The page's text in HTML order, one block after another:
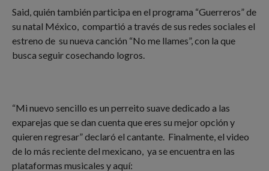
Said, quién también participa en el programa “Guerreros” de
su natal México, compartió a través de sus redes sociales el
estreno de su nueva canción “No me llames”, con la que
busca seguir cosechando logros.
“Mi nuevo sencillo es un perreito suave dedicado a las
exparejas que se dan cuenta que eres su mejor opción y
quieren regresar” declaró el cantante. Finalmente, el video
de lo más reciente del mexicano, ya se encuentra en las
plataformas musicales y aquí: